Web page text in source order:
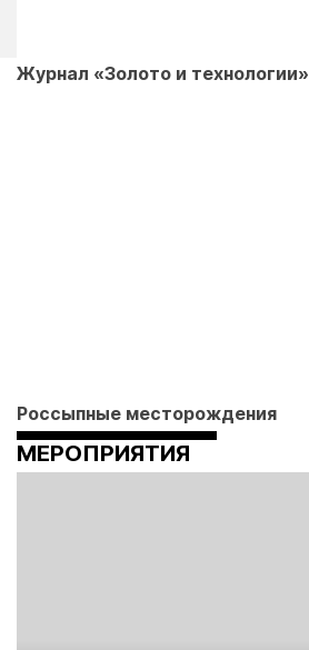
Журнал «Золото и технологии»
Россыпные месторождения
МЕРОПРИЯТИЯ